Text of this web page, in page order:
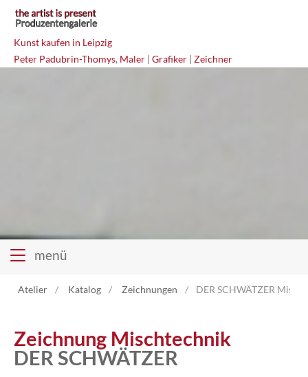
Kunst kaufen in Leipzig
Peter Padubrin-Thomys, Maler | Grafiker | Zeichner
menü
Atelier Katalog Zeichnungen DER SCHWÄTZER
Zeichnung Mischtechnik
DER SCHWÄTZER